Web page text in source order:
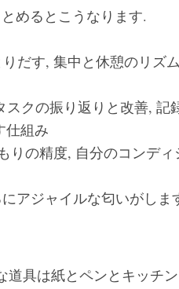
めるとこうなります.
だす, 集中と休憩のリズ
スクの振り返りと改善, 記
仕組み
りの精度, 自分のコンデ
アジャイルな匂いがしま
道具は紙とペンとキッチ